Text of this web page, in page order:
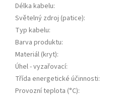
Délka kabelu:
Světelný zdroj (patice):
Typ kabelu:
Barva produktu:
Materiál (kryt):
Úhel - vyzařovací:
Třída energetické účinnosti:
Provozní teplota (°C):